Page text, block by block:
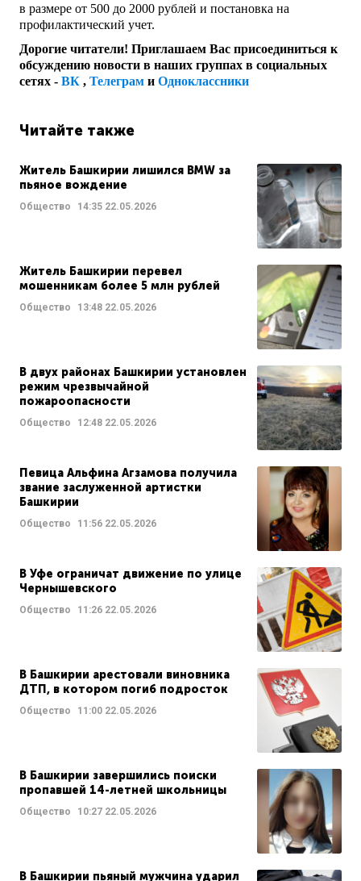
в размере от 500 до 2000 рублей и постановка на
профилактический учет.
Дорогие читатели! Приглашаем Вас присоединиться к
обсуждению новости в наших группах в социальных
сетях - ВК , Телеграм и Одноклассники
Читайте также
Житель Башкирии лишился BMW за
пьяное вождение
Общество 14:35 22.05.2026
Житель Башкирии перевел
мошенникам более 5 млн рублей
Общество 13:48 22.05.2026
В двух районах Башкирии установлен
режим чрезвычайной
пожароопасности
Общество 12:48 22.05.2026
Певица Альфина Агзамова получила
звание заслуженной артистки
Башкирии
Общество 11:56 22.05.2026
В Уфе ограничат движение по улице
Чернышевского
Общество 11:26 22.05.2026
В Башкирии арестовали виновника
ДТП, в котором погиб подросток
Общество 11:00 22.05.2026
В Башкирии завершились поиски
пропавшей 14-летней школьницы
Общество 10:27 22.05.2026
В Башкирии пьяный мужчина ударил